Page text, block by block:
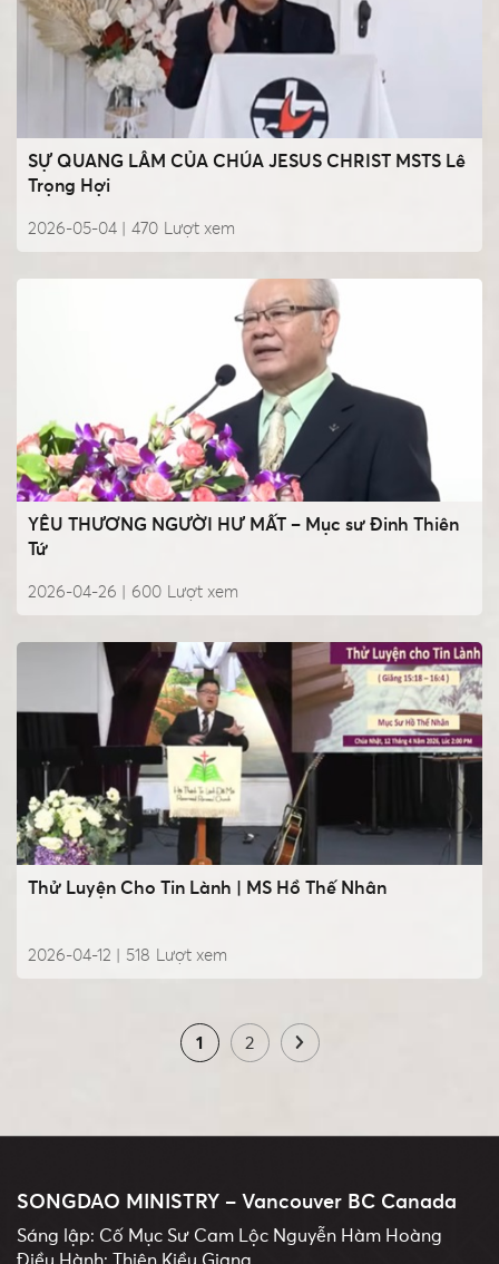
SỰ QUANG LÂM CỦA CHÚA JESUS CHRIST MSTS Lê
Trọng Hợi
2026-05-04 | Lượt xem
470
YÊU THƯƠNG NGƯỜI HƯ MẤT – Mục sư Đinh Thiên
Tứ
2026-04-26 | Lượt xem
600
Thử Luyện Cho Tin Lành | MS Hồ Thế Nhân
2026-04-12 | Lượt xem
518
1 2
SONGDAO MINISTRY – Vancouver BC Canada
Sáng lập: Cố Mục Sư Cam Lộc Nguyễn Hàm Hoàng